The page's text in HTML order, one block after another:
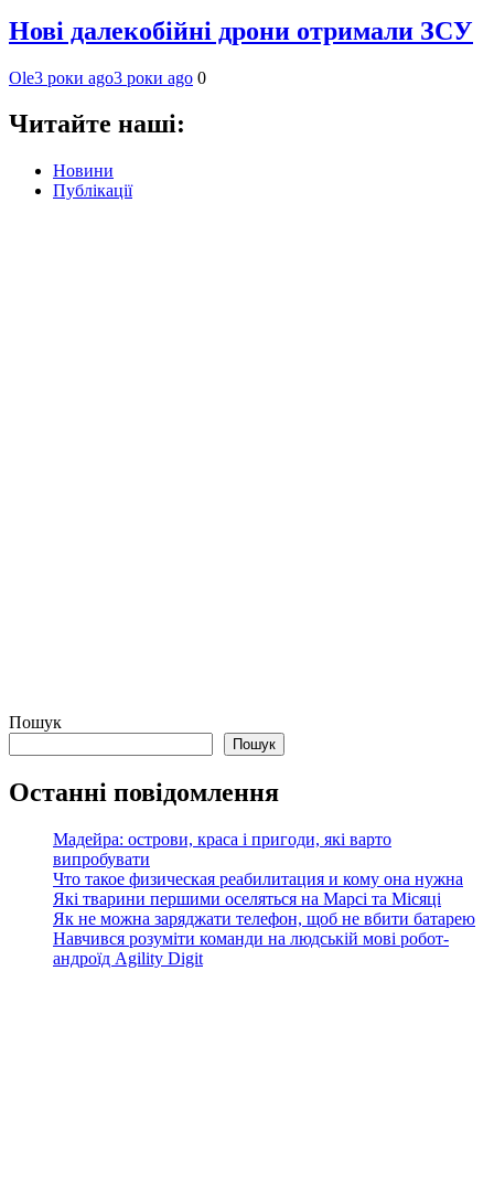
Нові далекобійні дрони отримали ЗСУ
Ole3 роки ago3 роки ago 0
Читайте наші:
Новини
Публікації
Пошук
Пошук
Останні повідомлення
Мадейра: острови, краса і пригоди, які варто
випробувати
Что такое физическая реабилитация и кому она нужна
Які тварини першими оселяться на Марсі та Місяці
Як не можна заряджати телефон, щоб не вбити батарею
Навчився розуміти команди на людській мові робот-
андроїд Agility Digit